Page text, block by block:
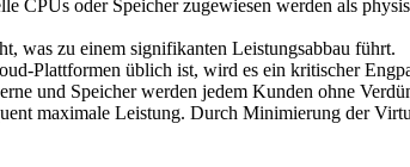
oder Speicher zugewiesen werden als
was zu einem signifikanten Leistungsabbau führt.
Plattformen üblich ist, wird es ein kritischer
und Speicher werden jedem Kunden ohne
maximale Leistung. Durch Minimierung der